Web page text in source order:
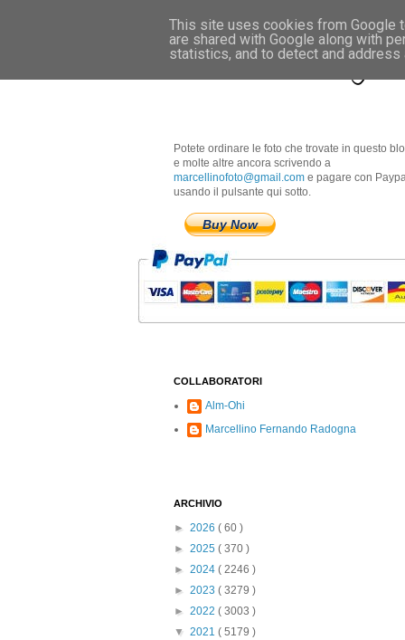
Marcellino
Potete ordinare le foto che trovate in questo
e molte altre ancora scrivendo a
marcellinofoto@gmail.com e pagare con
usando il pulsante qui sotto.
Buy Now
COLLABORATORI
Alm-Ohi
Marcellino Fernando Radogna
ARCHIVIO
► 2026 ( 60 )
► 2025 ( 370 )
► 2024 ( 2246 )
► 2023 ( 3279 )
► 2022 ( 3003 )
▼ 2021 ( 5179 )
This site uses cookies from Google
are shared with Google along with
statistics, and to detect and address